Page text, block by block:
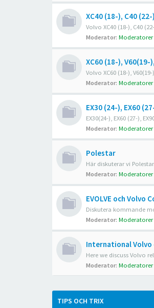
XC40 (18-), C40 (22-)
Volvo XC40 (18-), C40
Moderator: Moderatorer
XC60 (18-), V60(19-
Volvo XC60 (18-),
Moderator: Moderatorer
EX30 (24-), EX60
EX30(24-), EX60 (27-),
Moderator: Moderatorer
Polestar
Här diskuterar vi
Moderator: Moderatorer
EVOLVE och Volvo
Diskutera kommande
Moderator: Moderatorer
International Volvo
Here we discuss Volvo
Moderator: Moderatorer
TIPS OCH TRIX